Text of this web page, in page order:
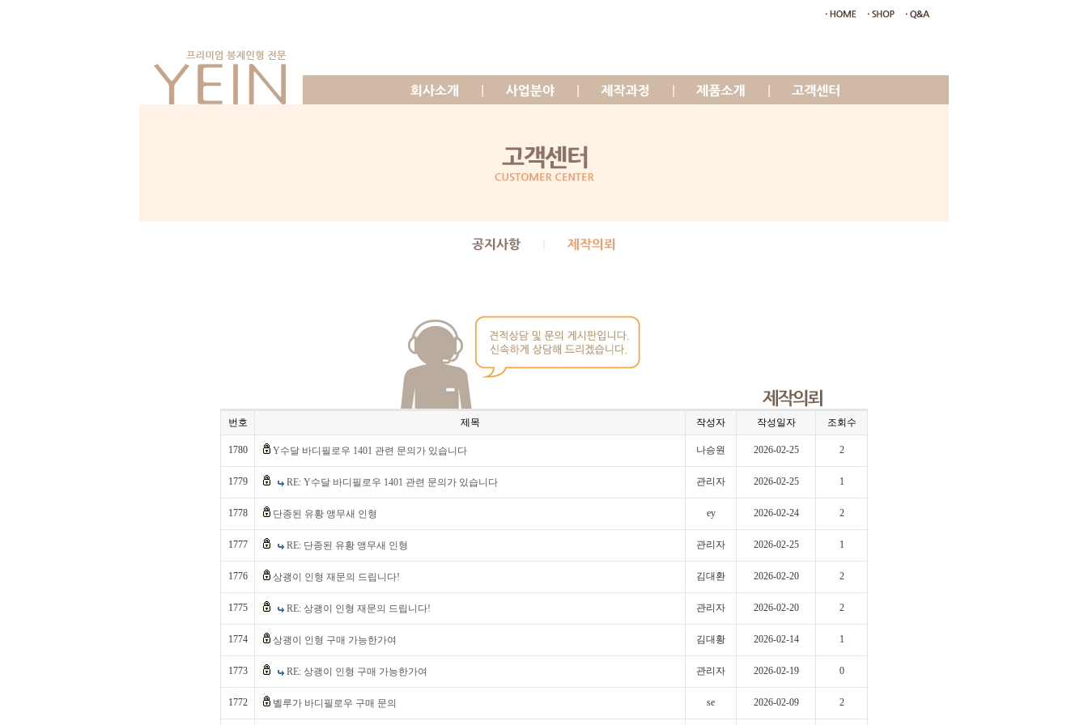
번호 제목 작성자 작성일자 조회수
1780 Y수달 바디필로우 1401 관련 문의가 있습니다 나승원 2026-02-25 2
1779 RE: Y수달 바디필로우 1401 관련 문의가 있습니다 관리자 2026-02-25 1
1778 단종된 유황 앵무새 인형 ey 2026-02-24 2
1777 RE: 단종된 유황 앵무새 인형 관리자 2026-02-25 1
1776 상괭이 인형 재문의 드립니다! 김대환 2026-02-20 2
1775 RE: 상괭이 인형 재문의 드립니다! 관리자 2026-02-20 2
1774 상괭이 인형 구매 가능한가여 김대황 2026-02-14 1
1773 RE: 상괭이 인형 구매 가능한가여 관리자 2026-02-19 0
1772 벨루가 바디필로우 구매 문의 se 2026-02-09 2